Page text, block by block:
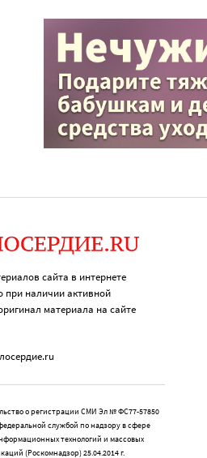
сайта в интернете
при наличии активной
материала на сайте
о регистрации СМИ Эл № ФС77-57850
службой по надзору в сфере
технологий и массовых
(Роскомнадзор) 25.04.2014 г.